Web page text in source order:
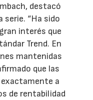
destacó
serie. “Ha sido
interés que
Trend. En
mantenidas
que las
exactamente a
de rentabilidad